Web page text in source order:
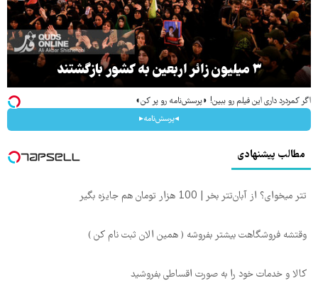
۳ میلیون زائر اربعین به کشور بازگشتند
اگر کمردرد داری این فیلم رو ببین! ◗پرسش‌نامه رو پر کن◖
◂پرسش‌نامه▸
مطالب پیشنهادی
تتر میخوای؟ از آبان‌تتر بخر | 100 هزار تومان هم جایزه بگیر
وقتشه فروشگاهت بیشتر بفروشه ( همین الان ثبت نام کن )
کالا و خدمات خود را به صورت اقساطی بفروشید